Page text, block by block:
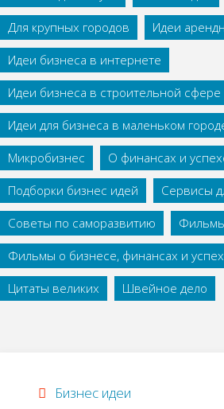
Для крупных городов
Идеи
Идеи бизнеса в интернете
Идеи бизнеса в строительной сфере
Идеи для бизнеса в маленьком
Микробизнес
О финансах и
Подборки бизнес идей
Сервисы
Советы по саморазвитию
Фильмы о бизнесе, финансах и
Цитаты великих
Швейное дело
Бизнес идеи